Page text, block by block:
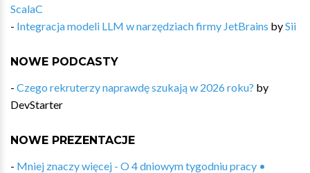
ScalaC
- Integracja modeli LLM w narzędziach firmy JetBrains bySii
NOWE PODCASTY
- Czego rekruterzy naprawdę szukają w 2026 roku? by
DevStarter
NOWE PREZENTACJE
- Mniej znaczy więcej - O 4 dniowym tygodniu pracy •